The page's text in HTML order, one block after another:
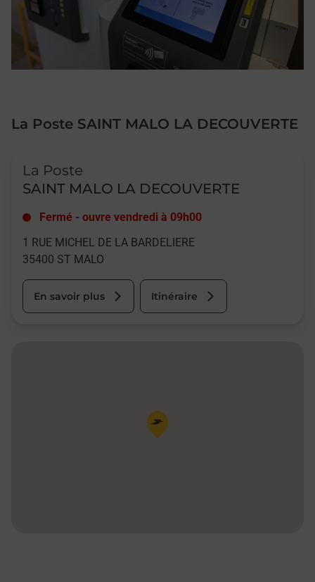
La Poste SAINT MALO LA DECOUVERTE
La Poste
SAINT MALO LA DECOUVERTE
Fermé - ouvre vendredi à 09h00
1 RUE MICHEL DE LA BARDELIERE
35400 ST MALO
En savoir plus Itinéraire
Pin de la carte